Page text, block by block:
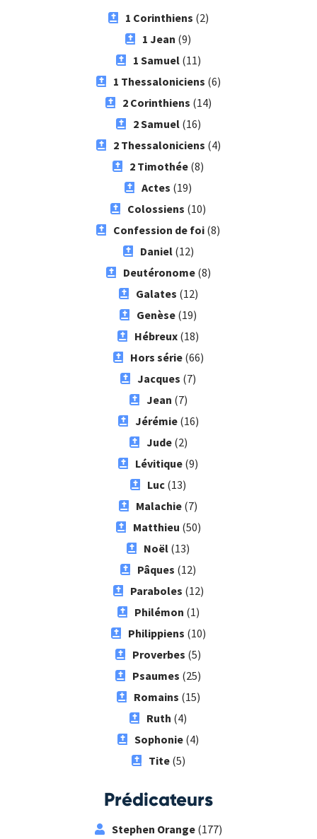
1 Corinthiens (2)
1 Jean (9)
1 Samuel(11)
1 Thessaloniciens (6)
2 Corinthiens (14)
2 Samuel(16)
2 Thessaloniciens (4)
2 Timothée (8)
Actes (19)
Colossiens (10)
Confession de foi (8)
Daniel(12)
Deutéronome(8)
Galates (12)
Genèse (19)
Hébreux (18)
Hors série(66)
Jacques (7)
Jean (7)
Jérémie(16)
Jude(2)
Lévitique (9)
Luc (13)
Malachie (7)
Matthieu (50)
Noël (13)
Pâques (12)
Paraboles (12)
Philémon (1)
Philippiens (10)
Proverbes (5)
Psaumes (25)
Romains (15)
Ruth (4)
Sophonie (4)
Tite(5)
Prédicateurs
Stephen Orange(177)